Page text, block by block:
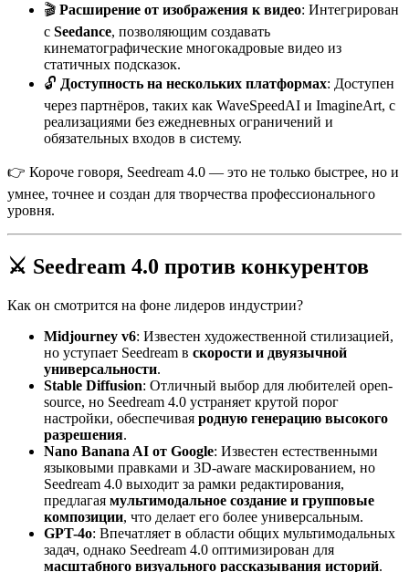
🎬 Расширение от изображения к видео: Интегрирован
с Seedance, позволяющим создавать
кинематографические многокадровые видео из
статичных подсказок.
🔓 Доступность на нескольких платформах: Доступен
через партнёров, таких как WaveSpeedAI и ImagineArt, с
реализациями без ежедневных ограничений и
обязательных входов в систему.
👉 Короче говоря, Seedream 4.0 — это не только быстрее, но и
умнее, точнее и создан для творчества профессионального
уровня.
⚔️ Seedream 4.0 против конкурентов
Как он смотрится на фоне лидеров индустрии?
Midjourney v6: Известен художественной стилизацией,
но уступает Seedream в скорости и двуязычной
универсальности.
Stable Diffusion: Отличный выбор для любителей open-
source, но Seedream 4.0 устраняет крутой порог
настройки, обеспечивая родную генерацию высокого
разрешения.
Nano Banana AI от Google: Известен естественными
языковыми правками и 3D-aware маскированием, но
Seedream 4.0 выходит за рамки редактирования,
предлагая мультимодальное создание и групповые
композиции, что делает его более универсальным.
GPT-4o: Впечатляет в области общих мультимодальных
задач, однако Seedream 4.0 оптимизирован для
масштабного визуального рассказывания историй.